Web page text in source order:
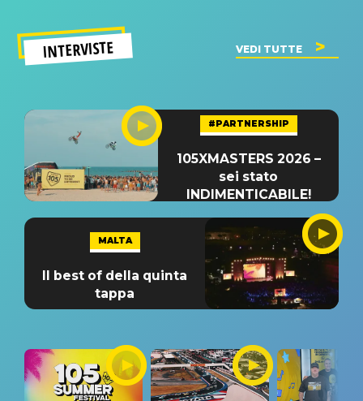
INTERVISTE VEDI TUTTE
#PARTNERSHIP
105XMASTERS 2026 –
sei stato
INDIMENTICABILE!
MALTA
Il best of della quinta
tappa